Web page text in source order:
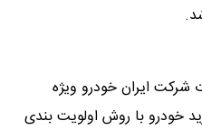
و پیش فروش محصولات شرکت ایران خودرو ویژه
خودرو با روش اولویت بندی